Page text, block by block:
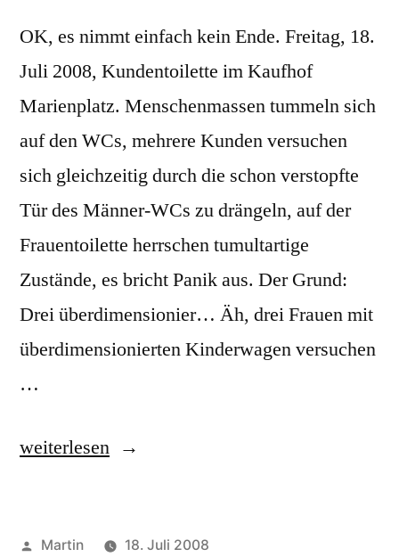
OK, es nimmt einfach kein Ende. Freitag, 18.
Juli 2008, Kundentoilette im Kaufhof
Marienplatz. Menschenmassen tummeln sich
auf den WCs, mehrere Kunden versuchen
sich gleichzeitig durch die schon verstopfte
Tür des Männer-WCs zu drängeln, auf der
Frauentoilette herrschen tumultartige
Zustände, es bricht Panik aus. Der Grund:
Drei überdimensionier… Äh, drei Frauen mit
überdimensionierten Kinderwagen versuchen
…
„Kinderwagen,
weiterlesen
Veröffentlicht
Martin
18. Juli 2008